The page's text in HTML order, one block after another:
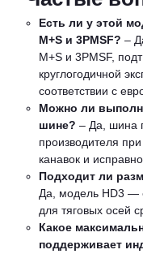
Есть ли у этой
M+S и 3PMSF? –
M+S и 3PMSF,
круглогодичной
соответствии с
Можно ли
шине? – Да, шина
производителя
канавок и
Подходит ли
Да, модель HD3 —
для тяговых осей
Какое
поддерживает